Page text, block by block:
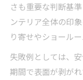
さも重要な判断基
ンテリア全体の印
り寄せやショール
失敗例としては、
期間で表面が剥が